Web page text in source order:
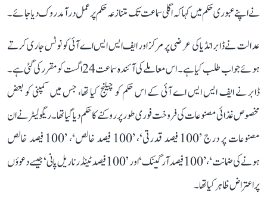
نے اپنے عبوری حکم میں کہا کہ اگلی سماعت تک متنازعہ حکم پر عمل درآمد روک دیا جائے۔
عدالت نے ڈابر انڈیا کی عرضی پر مرکز اور ایف ایس ایس اے آئی کو نوٹس جاری کرتے
ہوئے جواب طلب کیا ہے۔ اس معاملے کی آئندہ سماعت 24 اگست کو مقرر کی گئی ہے۔
ڈابر نے ایف ایس ایس اے آئی کے اس حکم کو چیلنج کیا تھا، جس میں کمپنی کو بعض
مخصوص غذائی مصنوعات کی فروخت فوری طور پر روکنے کا حکم دیا گیا تھا۔ ریگولیٹر نے ان
مصنوعات پر درج ’100 فیصد قدرتی‘، ’100 فیصد خالص‘، ’100 فیصد خالص
ہونے کی ضمانت‘، ’100 فیصد آرگینک‘ اور ’100 فیصد ٹینڈر ناریل پانی‘ جیسے دعوؤں
پر اعتراض ظاہر کیا تھا۔